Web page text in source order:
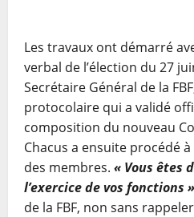
Les travaux ont démarré
verbal de l’élection du 27
Secrétaire Général de la
protocolaire qui a validé
composition du nouveau
Chacus a ensuite procédé
des membres. « Vous êtes
l’exercice de vos fonctions
de la FBF, non sans